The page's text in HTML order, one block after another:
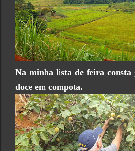
Na minha lista de feira consta
doce em compota.